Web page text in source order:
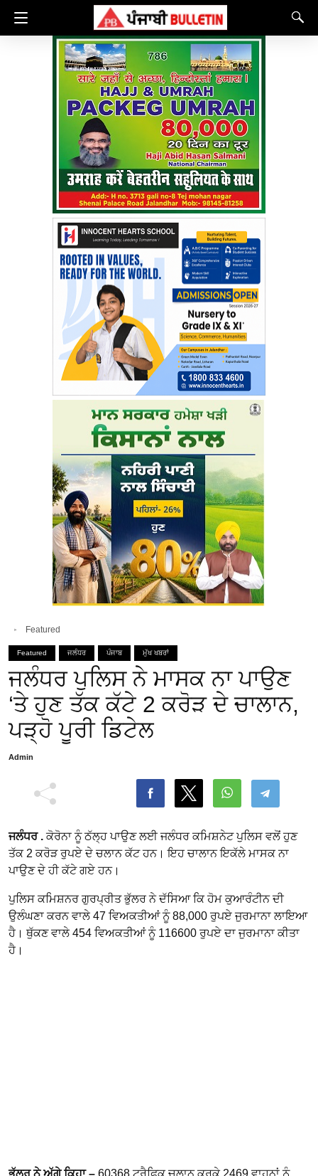
Featured
Featured ਜਲੰਧਰ ਪੰਜਾਬ ਮੁੱਖ ਖਬਰਾਂ
ਜਲੰਧਰ ਪੁਲਿਸ ਨੇ ਮਾਸਕ ਨਾ ਪਾਉਣ
‘ਤੇ ਹੁਣ ਤੱਕ ਕੱਟੇ 2 ਕਰੋੜ ਦੇ ਚਾਲਾਨ,
ਪੜ੍ਹੋ ਪੂਰੀ ਡਿਟੇਲ
Admin
ਜਲੰਧਰ .ਕੋਰੋਨਾ ਨੂੰ ਠੱਲ੍ਹ ਪਾਉਣ ਲਈ ਜਲੰਧਰ ਕਮਿਸ਼ਨੇਟ ਪੁਲਿਸ ਵਲੋਂ ਹੁਣ
ਤੱਕ 2 ਕਰੋੜ ਰੁਪਏ ਦੇ ਚਲਾਨ ਕੱਟ ਹਨ। ਇਹ ਚਾਲਾਨ ਇਕੱਲੇ ਮਾਸਕ ਨਾ
ਪਾਉਣ ਦੇ ਹੀ ਕੱਟੇ ਗਏ ਹਨ।
ਪੁਲਿਸ ਕਮਿਸ਼ਨਰ ਗੁਰਪ੍ਰੀਤ ਭੁੱਲਰ ਨੇ ਦੱਸਿਆ ਕਿ ਹੋਮ ਕੁਆਰੰਟੀਨ ਦੀ
ਉਲੰਘਣਾ ਕਰਨ ਵਾਲੇ 47 ਵਿਅਕਤੀਆਂ ਨੂੰ 88,000 ਰੁਪਏ ਜੁਰਮਾਨਾ ਲਾਇਆ
ਹੈ। ਥੁੱਕਣ ਵਾਲੇ 454 ਵਿਅਕਤੀਆਂ ਨੂੰ 116600 ਰੁਪਏ ਦਾ ਜੁਰਮਾਨਾ ਕੀਤਾ
ਹੈ।
ਭੁੱਲਰ ਨੇ ਅੱਗੇ ਕਿਹਾ – 60368 ਟਰੈਫਿਕ ਚਲਾਨ ਕਰਕੇ 2469 ਵਾਹਨਾਂ ਨੂੰ